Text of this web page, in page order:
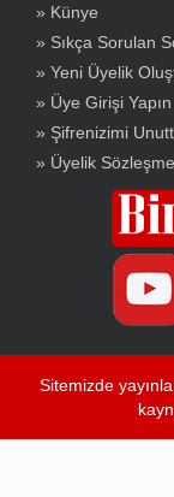
» Künye
» Sıkça Sorulan
» Yeni Üyelik
» Üye Girişi Yapın
» Şifrenizimi
» Üyelik
Sitemizde